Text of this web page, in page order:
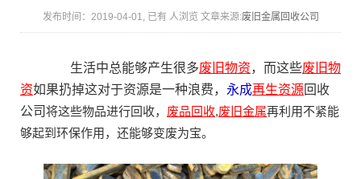
发布时间：2019-04-01, 已有 人浏览 文章来源:废旧金属回收公司
生活中总能够产生很多废旧物资，而这些废旧物
资如果扔掉这对于资源是一种浪费， 永成再生资源 回收
公司将这些物品进行回收， 废品回收,废旧金属再利用不紧能
够起到环保作用，还能够变废为宝。